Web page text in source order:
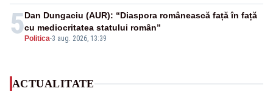
5 Politica-3 aug. 2026, 13:39
Dan Dungaciu (AUR): “Diaspora românească față în față
cu mediocritatea statului român”
ACTUALITATE